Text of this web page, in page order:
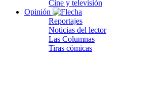
Cine y televisión
Opinión
Reportajes
Noticias del lector
Las Columnas
Tiras cómicas